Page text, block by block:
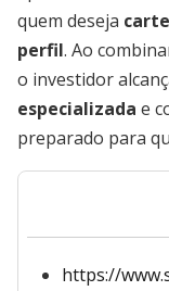
quem deseja
perfil. Ao
o investidor
especializada e
preparado para
https://